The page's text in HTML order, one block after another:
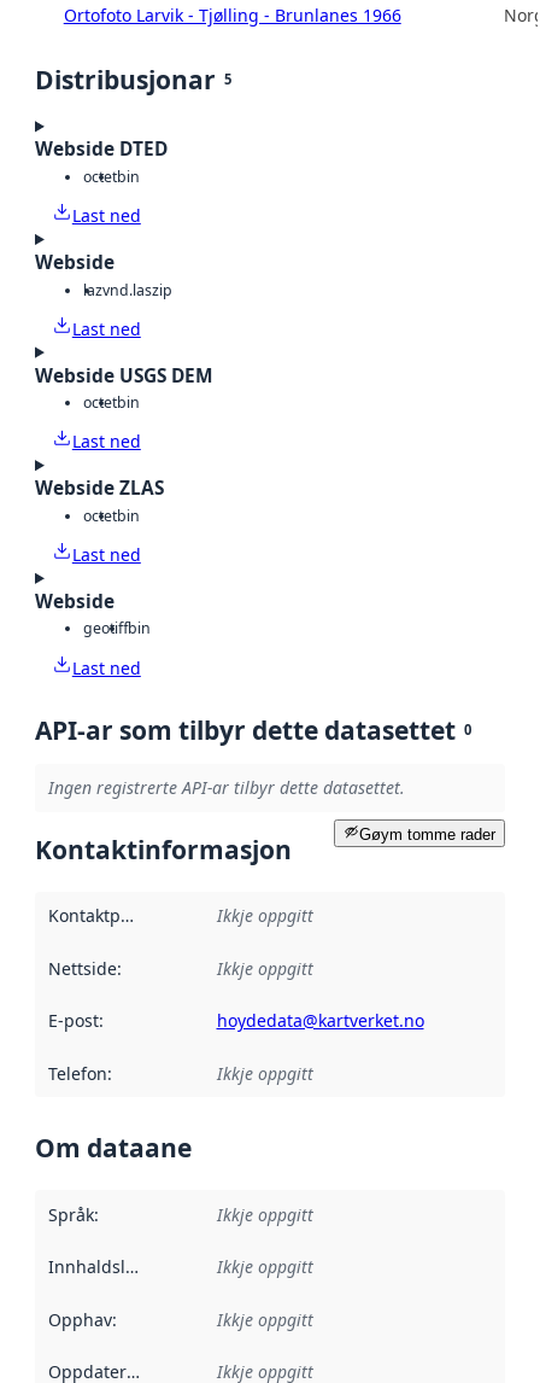
Ortofoto Larvik - Tjølling - Brunlanes 1966
Distribusjonar 5
Webside DTED
octetbin
Last ned
Webside
lazvnd.laszip
Last ned
Webside USGS DEM
octetbin
Last ned
Webside ZLAS
octetbin
Last ned
Webside
geotiffbin
Last ned
API-ar som tilbyr dette datasettet 0
Ingen registrerte API-ar tilbyr dette datasettet.
Gøym tomme rader
Kontaktinformasjon
Kontaktpunkt Ikkje oppgitt
Nettside: Ikkje oppgitt
E-post: hoydedata@kartverket.no
Telefon: Ikkje oppgitt
Om dataane
Språk: Ikkje oppgitt
Innhaldsleverandørar :
Ikkje oppgitt
Opphav: Ikkje oppgitt
Oppdateringsfrekvens :
Ikkje oppgitt